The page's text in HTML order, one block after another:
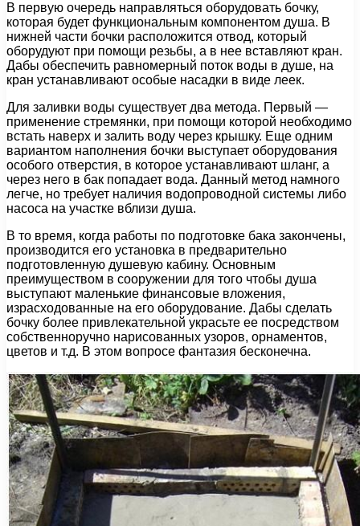
В первую очередь направляться оборудовать бочку,
которая будет функциональным компонентом душа. В
нижней части бочки расположится отвод, который
оборудуют при помощи резьбы, а в нее вставляют кран.
Дабы обеспечить равномерный поток воды в душе, на
кран устанавливают особые насадки в виде леек.
Для заливки воды существует два метода. Первый —
применение стремянки, при помощи которой необходимо
встать наверх и залить воду через крышку. Еще одним
вариантом наполнения бочки выступает оборудования
особого отверстия, в которое устанавливают шланг, а
через него в бак попадает вода. Данный метод намного
легче, но требует наличия водопроводной системы либо
насоса на участке вблизи душа.
В то время, когда работы по подготовке бака закончены,
производится его установка в предварительно
подготовленную душевую кабину. Основным
преимуществом в сооружении для того чтобы душа
выступают маленькие финансовые вложения,
израсходованные на его оборудование. Дабы сделать
бочку более привлекательной украсьте ее посредством
собственноручно нарисованных узоров, орнаментов,
цветов и т.д. В этом вопросе фантазия бесконечна.